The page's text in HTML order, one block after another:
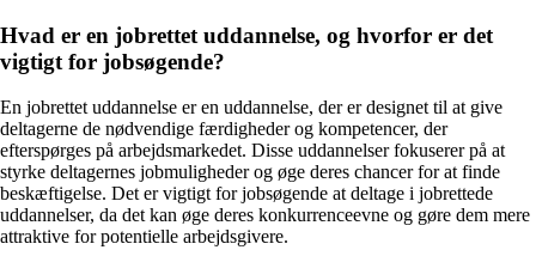
Hvad er en jobrettet uddannelse, og hvorfor er det
vigtigt for jobsøgende?
En jobrettet uddannelse er en uddannelse, der er designet til at give
deltagerne de nødvendige færdigheder og kompetencer, der
efterspørges på arbejdsmarkedet. Disse uddannelser fokuserer på at
styrke deltagernes jobmuligheder og øge deres chancer for at finde
beskæftigelse. Det er vigtigt for jobsøgende at deltage i jobrettede
uddannelser, da det kan øge deres konkurrenceevne og gøre dem mere
attraktive for potentielle arbejdsgivere.